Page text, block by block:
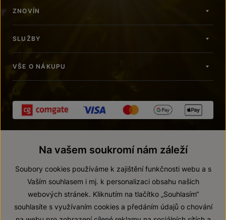
ZNOVÍN
SLUŽBY
VŠE O NÁKUPU
© 2026 ZNOVÍN ZNOJMO, a. s.
Na vašem soukromí nám záleží
Soubory cookies používáme k zajištění funkčnosti webu a s
Vaším souhlasem i mj. k personalizaci obsahu našich
webových stránek. Kliknutím na tlačítko „Souhlasím“
souhlasíte s využívaním cookies a předáním údajů o chování